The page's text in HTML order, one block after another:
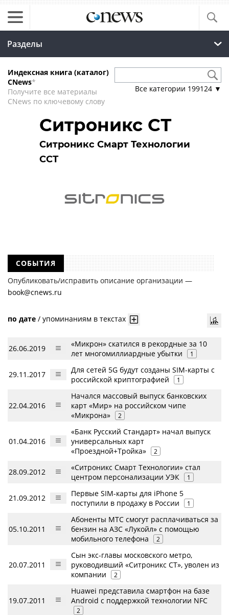
Разделы
Индексная книга (каталог)
CNews*
Получите все материалы
CNews по ключевому слову
Все категории 199124 ▼
Ситроникс СТ
Ситроникс Смарт Технологии
ССТ
СОБЫТИЯ
Опубликовать/исправить описание организации —
book@cnews.ru
по дате / упоминаниям в текстах
26.06.2019
«Микрон» скатился в рекордные за 10
лет многомиллиардные убытки
1
29.11.2017
Для сетей 5G будут созданы SIM-карты с
российской криптографией
1
22.04.2016
Начался массовый выпуск банковских
карт «Мир» на российском чипе
«Микрона»
2
01.04.2016
«Банк Русский Стандарт» начал выпуск
универсальных карт
«Проездной+Тройка»
2
28.09.2012
«Ситроникс Смарт Технологии» стал
центром персонализации УЭК
1
21.09.2012
Первые SIM-карты для iPhone 5
поступили в продажу в России
1
05.10.2011
Абоненты МТС смогут расплачиваться за
бензин на АЗС «Лукойл» с помощью
мобильного телефона
2
20.07.2011
Сын экс-главы московского метро,
руководивший «Ситроникс СТ», уволен из
компании
2
19.07.2011
Huawei представила смартфон на базе
Android с поддержкой технологии NFC
2